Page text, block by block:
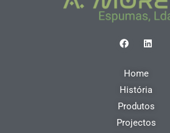
F
a
b
o
L
i
e
i
Home
História
Produtos
Projectos